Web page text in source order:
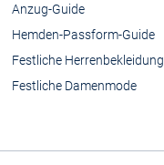
Anzug-Guide
Hemden-Passform-Guide
Festliche Herrenbekleidung
Festliche Damenmode